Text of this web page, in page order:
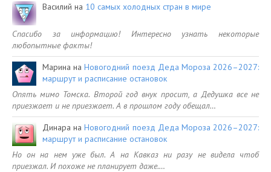
Василий на 10 самых холодных стран в мире
Спасибо за информацию! Интересно узнать некоторые
любопытные факты!
Марина наНовогодний поезд Деда Мороза 2026–2027:
маршрут и расписание остановок
Опять мимо Томска. Второй год внук просит, а Дедушка все не
приезжает и не приезжает. А в прошлом году обещал…
Динара наНовогодний поезд Деда Мороза 2026–2027:
маршрут и расписание остановок
Но он на нем уже был. А на Кавказ ни разу не видела чтоб
приезжал. И похоже не планирует даже.…